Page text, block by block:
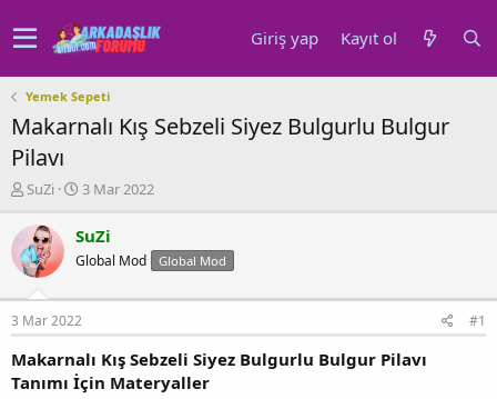
Giriş yap Kayıt ol
Yemek Sepeti
Makarnalı Kış Sebzeli Siyez Bulgurlu Bulgur
Pilavı
K
n
u
y
b
a
l
a
SuZi
B
ş
l
a
g
ı
t
a
3 Mar 2022
SuZi
Global Mod Global Mod
3 Mar 2022 #1
Makarnalı Kış Sebzeli Siyez Bulgurlu Bulgur Pilavı
Tanımı İçin Materyaller